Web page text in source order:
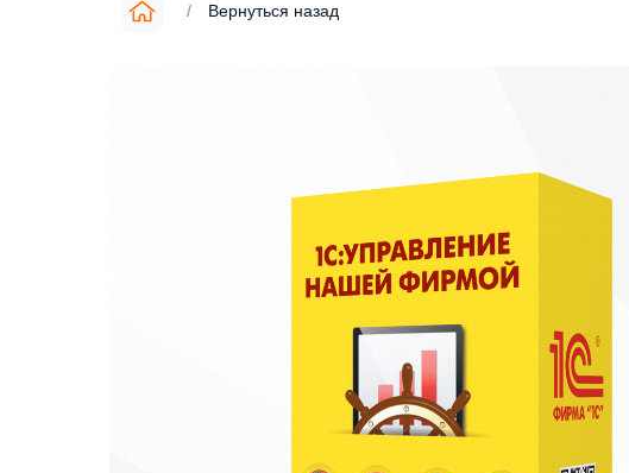
/ Вернуться назад